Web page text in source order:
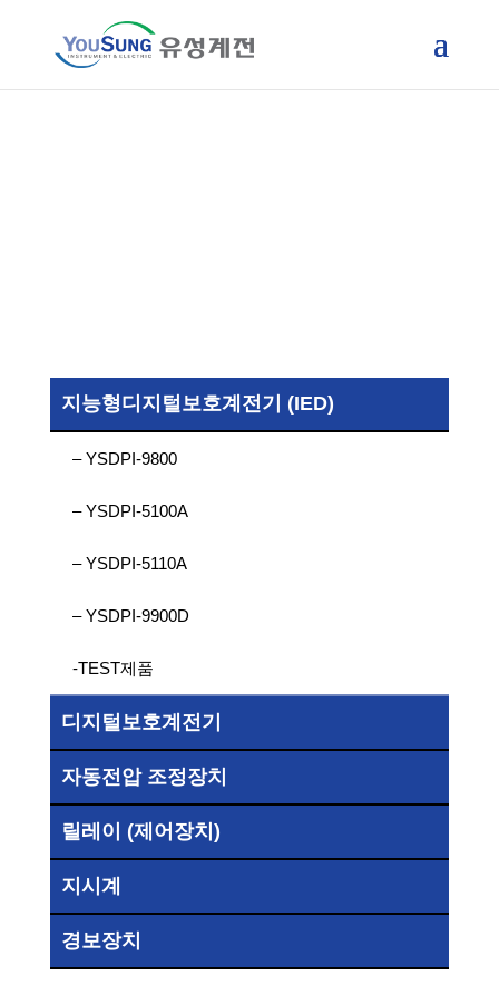
지능형디지털보호계전기 (IED)
– YSDPI-9800
– YSDPI-5100A
– YSDPI-5110A
– YSDPI-9900D
-TEST제품
디지털보호계전기
자동전압 조정장치
릴레이 (제어장치)
지시계
경보장치